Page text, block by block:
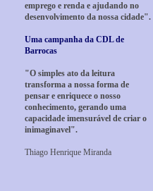
emprego e renda e ajudando no
desenvolvimento da nossa cidade".
Uma campanha da CDL de
Barrocas
"O simples ato da leitura
transforma a nossa forma de
pensar e enriquece o nosso
conhecimento, gerando uma
capacidade imensurável de criar o
inimaginavel".
Thiago Henrique Miranda